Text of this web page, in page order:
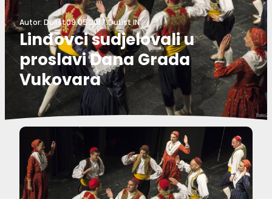
Autor: Dulist09.05.2017.DuList IN
Linđovci sudjelovali u
proslavi Dana Grada
Vukovara